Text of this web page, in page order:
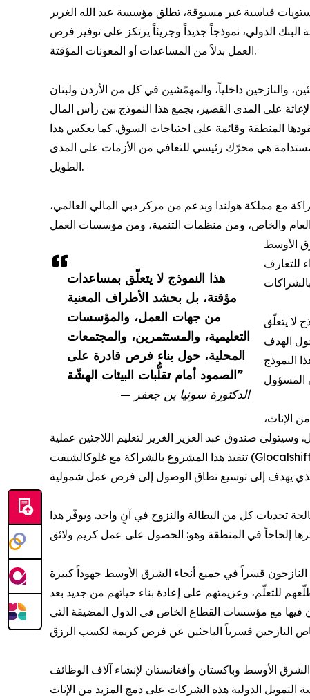
هذا النموذج لا يتعلّق بمساعدات
مؤقتة، بل بحشد الأطراف المعنية
من جهات العمل، والمؤسسات
التعليمية، والمستثمرين، والمجتمعات
المحلية، حول بناء فرص قادرة على
الصمود أمام تقلُّبات البيئات الهشّة”
— الدكتورة سونيا بن جعفر
قياسية غير مسبوقة، تطلق مؤسسة عبد الله الغرير
الدولي، نموذجاً جديداً وجريئاً يرتكز على توفير فرص
العمل بدلاً من المساعدات أو المعونات المؤقتة.
والنازحين داخلياً، والمهمّشين في كل من الأردن ولبنان
على المدى القصير، يجمع هذا النموذج بين رأس المال
المنطقة وقائمة على احتياجات السوق. كما يعكس هذا
هي محرّك رئيسي للتعافي من الأزمات على المدى
الطويل.
مع مملكة هولندا وبدعم من مركز دبي المالي العالمي،
والخاص، ومن منظمات التنمية، ومن مؤسسات العمل
الأوسط
للتعارف
لا يتعلّق
الهدف
النموذج
شاب، نصفهم على الأقل من الإناث،
وسيتولى صندوق عبد العزيز الغرير لتعليم اللاجئين عملية
تنفيذ هذا المشروع بالشراكة مع غلوكالشيفت (Glocalshift)، وبالعمل بشكل وثيق مع مؤسسة التمويل الدولية لإتاحة مشاركة شركاء من القطاع الخاص من خلال مشروع «ألف نجمة
تحديات كل من البطالة والنزوح في آنٍ واحد. ويوفّر هذا
قسراً في جميع أنحاء الشرق الأوسط جهوداً كبيرة
للتعلّم، وعزيمتهم على إعادة بناء حياتهم من جديد بعد
فيها مع مؤسسات القطاع الخاص في الدول المضيفة التي
والذي تم إطلاقه في يونيو 2024، شركات من سبع دول في الشرق الأوسط وباكستان وأفغانستان لإنشاء آلاف الوظائف
الدولية هذه الشركات على دمج المزيد من الإناث